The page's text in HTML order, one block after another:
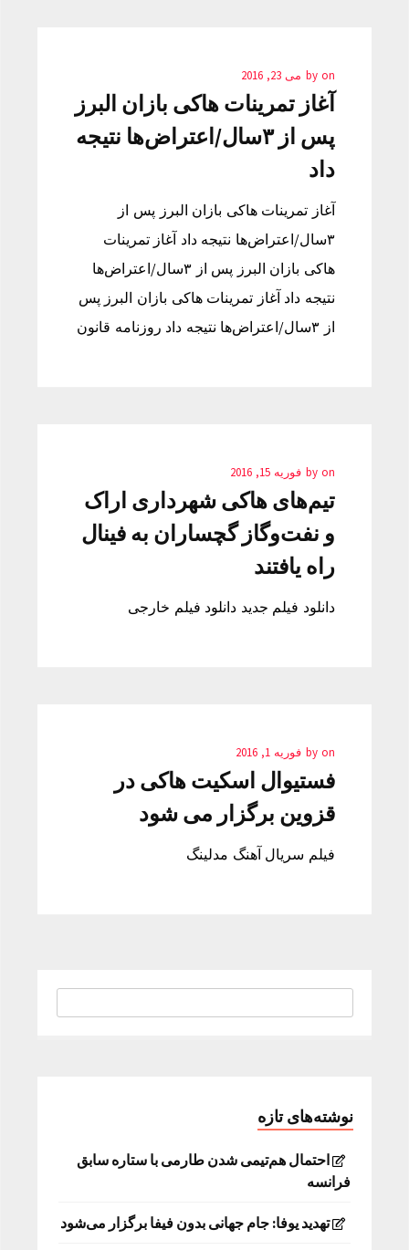
by on می 23, 2016
آغاز تمرینات هاکی بازان البرز
پس از ۳سال/اعتراض‌ها نتیجه
داد
آغاز تمرینات هاکی بازان البرز پس از
۳سال/اعتراض‌ها نتیجه داد آغاز تمرینات
هاکی بازان البرز پس از ۳سال/اعتراض‌ها
نتیجه داد آغاز تمرینات هاکی بازان البرز پس
از ۳سال/اعتراض‌ها نتیجه داد روزنامه قانون
by on فوریه 15, 2016
تیم‌های هاکی شهرداری اراک
و نفت‌وگاز گچساران به فینال
راه یافتند
دانلود فیلم جدید دانلود فیلم خارجی
by on فوریه 1, 2016
فستیوال اسکیت هاکی در
قزوین برگزار می شود
فیلم سریال آهنگ مدلینگ
نوشته‌های تازه
احتمال هم‌تیمی شدن طارمی با ستاره سابق
فرانسه
تهدید یوفا: جام جهانی بدون فیفا برگزار می‌شود